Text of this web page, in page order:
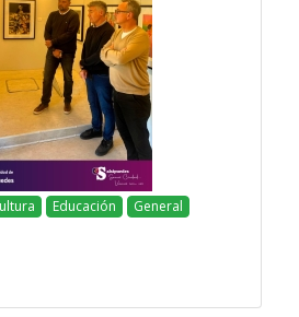
Educación
General